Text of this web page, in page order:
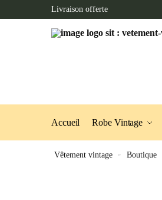
to
to
Livraison offerte
Accueil Robe Vintage
Vêtement vintage » Boutique